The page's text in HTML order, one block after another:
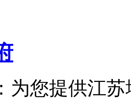
为您提供江